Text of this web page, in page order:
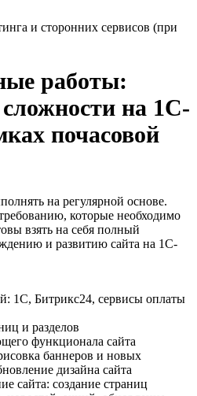
и сторонних сервисов (при
работы:
на 1С-
почасовой
на регулярной основе.
которые необходимо
взять на себя полный
и развитию сайта на 1С-
1С, Битрикс24, сервисы оплаты
и разделов
функционала сайта
баннеров и новых
дизайна сайта
сайта: создание страниц